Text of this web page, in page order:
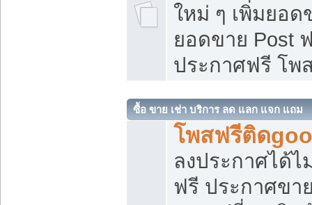
ใหม่ ๆ เพิ่มยอด
ยอดขาย Post
ประกาศฟรี โพ
ซื้อ ขาย เช่า บริการ ลด แลก แจก แถม
โพสฟรีติด
ลงประกาศได้
ฟรี ประกาศข